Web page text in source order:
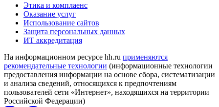
Этика и комплаенс
Оказание услуг
Использование сайтов
Защита персональных данных
ИТ аккредитация
На информационном ресурсе hh.ru применяются
рекомендательные технологии (информационные технологии
предоставления информации на основе сбора, систематизации
и анализа сведений, относящихся к предпочтениям
пользователей сети «Интернет», находящихся на территории
Российской Федерации)